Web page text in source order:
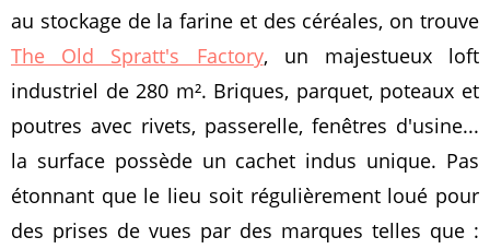
au stockage de la farine et des céréales, on trouve
The Old Spratt's Factory, un majestueux loft
industriel de 280 m². Briques, parquet, poteaux et
poutres avec rivets, passerelle, fenêtres d'usine...
la surface possède un cachet indus unique. Pas
étonnant que le lieu soit régulièrement loué pour
des prises de vues par des marques telles que :